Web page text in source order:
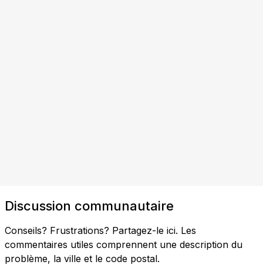
Discussion communautaire
Conseils? Frustrations? Partagez-le ici. Les
commentaires utiles comprennent une description du
problème, la ville et le code postal.